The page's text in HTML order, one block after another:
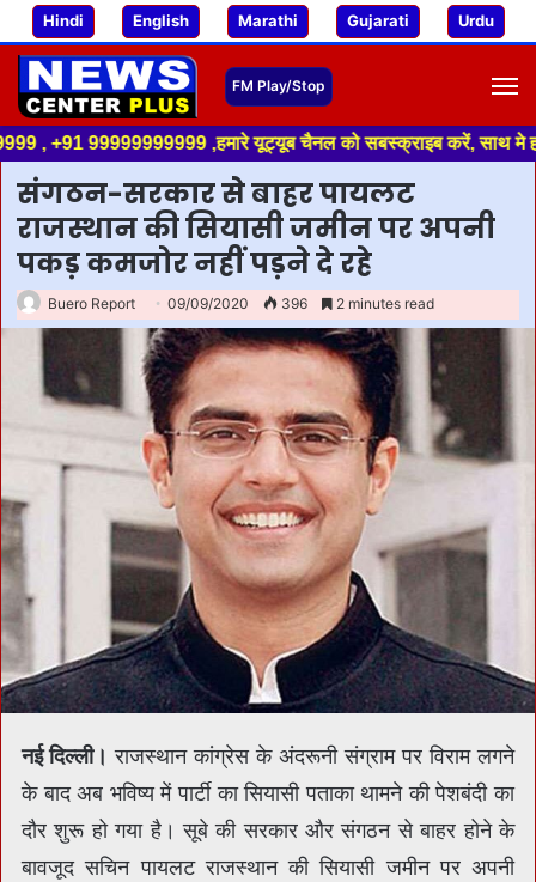
Hindi English Marathi Gujarati Urdu
99999999999 ,हमारे यूट्यूब चैनल को सबस्क्राइब करें, साथ मे हमारे
संगठन-सरकार से बाहर पायलट
राजस्थान की सियासी जमीन पर अपनी
पकड़ कमजोर नहीं पड़ने दे रहे
Buero Report 09/09/2020 396 2 minutes read
नई दिल्ली। राजस्थान कांग्रेस के अंदरूनी संग्राम पर विराम लगने
के बाद अब भविष्य में पार्टी का सियासी पताका थामने की पेशबंदी का
दौर शुरू हो गया है। सूबे की सरकार और संगठन से बाहर होने के
बावजूद सचिन पायलट राजस्थान की सियासी जमीन पर अपनी